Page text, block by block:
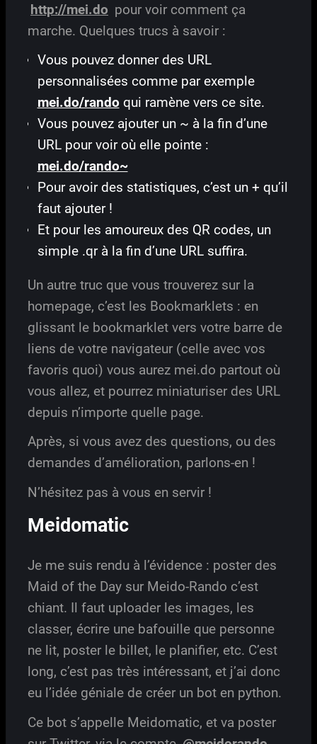
http://mei.do pour voir comment ça
marche. Quelques trucs à savoir :
Vous pouvez donner des URL
personnalisées comme par exemple
mei.do/rando qui ramène vers ce site.
Vous pouvez ajouter un ~ à la fin d’une
URL pour voir où elle pointe :
mei.do/rando~
Pour avoir des statistiques, c’est un + qu’il
faut ajouter !
Et pour les amoureux des QR codes, un
simple .qr à la fin d’une URL suffira.
Un autre truc que vous trouverez sur la
homepage, c’est les Bookmarklets : en
glissant le bookmarklet vers votre barre de
liens de votre navigateur (celle avec vos
favoris quoi) vous aurez mei.do partout où
vous allez, et pourrez miniaturiser des URL
depuis n’importe quelle page.
Après, si vous avez des questions, ou des
demandes d’amélioration, parlons-en !
N’hésitez pas à vous en servir !
Meidomatic
Je me suis rendu à l’évidence : poster des
Maid of the Day sur Meido-Rando c’est
chiant. Il faut uploader les images, les
classer, écrire une bafouille que personne
ne lit, poster le billet, le planifier, etc. C’est
long, c’est pas très intéressant, et j’ai donc
eu l’idée géniale de créer un bot en python.
Ce bot s’appelle Meidomatic, et va poster